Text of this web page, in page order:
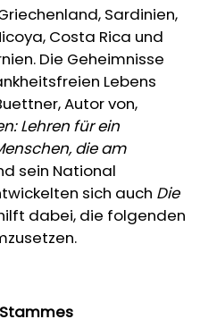
Sardinien,
Costa Rica und
Die Geheimnisse
Lebens
Autor von,
Lehren für ein
die am
sein National
sich auch Die
dabei, die folgenden